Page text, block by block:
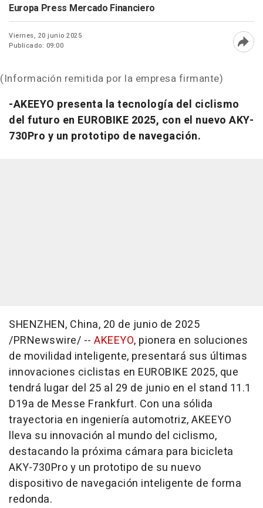
Europa Press Mercado Financiero
Viernes, 20 junio 2025
Publicado: 09:00
(Información remitida por la empresa firmante)
-AKEEYO presenta la tecnología del ciclismo
del futuro en EUROBIKE 2025, con el nuevo AKY-
730Pro y un prototipo de navegación.
SHENZHEN, China, 20 de junio de 2025
/PRNewswire/ -- AKEEYO, pionera en soluciones
de movilidad inteligente, presentará sus últimas
innovaciones ciclistas en EUROBIKE 2025, que
tendrá lugar del 25 al 29 de junio en el stand 11.1
D19a de Messe Frankfurt. Con una sólida
trayectoria en ingeniería automotriz, AKEEYO
lleva su innovación al mundo del ciclismo,
destacando la próxima cámara para bicicleta
AKY-730Pro y un prototipo de su nuevo
dispositivo de navegación inteligente de forma
redonda.